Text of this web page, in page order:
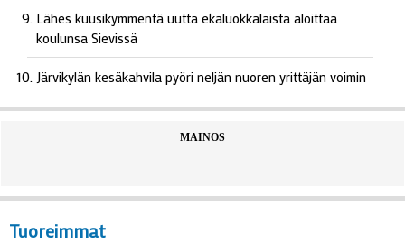
Lähes kuusikymmentä uutta ekaluokkalaista aloittaa
koulunsa Sievissä
Järvikylän kesäkahvila pyöri neljän nuoren yrittäjän voimin
MAINOS
Tuoreimmat